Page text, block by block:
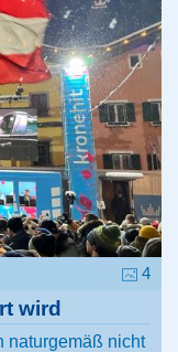
4
wird
naturgemäß nicht